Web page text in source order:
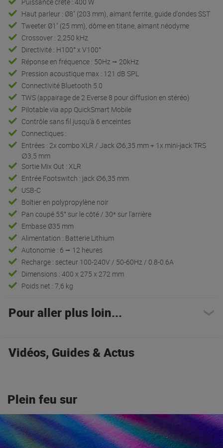
Haut parleur : Ø8" (203 mm), aimant ferrite, guide d'ondes SST
Tweeter Ø1" (25 mm), dôme en titane, aimant néodyme
Crossover : 2,250 kHz
Directivité : H100° x V100°
Réponse en fréquence : 50Hz ⭢ 20kHz
Pression acoustique max : 121 dB SPL
Connectivité Bluetooth 5.0
TWS (appairage de 2 Everse 8 pour diffusion en stéréo)
Pilotable via app QuickSmart Mobile
Contrôle sans fil jusqu'à 6 enceintes
Connectiques :
Entrées : 2x combo XLR / Jack ∅6,35 mm + 1x mini-jack TRS
∅3,5 mm
Sortie Mix Out : XLR
Entrée Footswitch : jack ∅6,35 mm
USB-C
Boîtier en polypropylène noir
Pan coupé 55° sur le côté / 30* sur l'arrière
Embase Ø35 mm
Alimentation : Batterie Lithium
Autonomie : 6 ⭢ 12 heures
Recharge : secteur 100-240V / 50-60Hz / 0.8-0.6A
Dimensions : 400 x 275 x 272 mm
Poids net : 7,6 kg
Pour aller plus loin...
Vidéos, Guides & Actus
Plein feu sur